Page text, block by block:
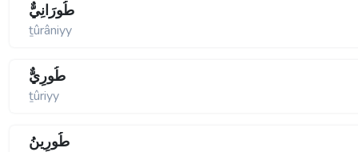
طُورَانِيٌّ
ṯûrâniyy
طُورِيٌّ
ṯûriyy
طُورِينُ